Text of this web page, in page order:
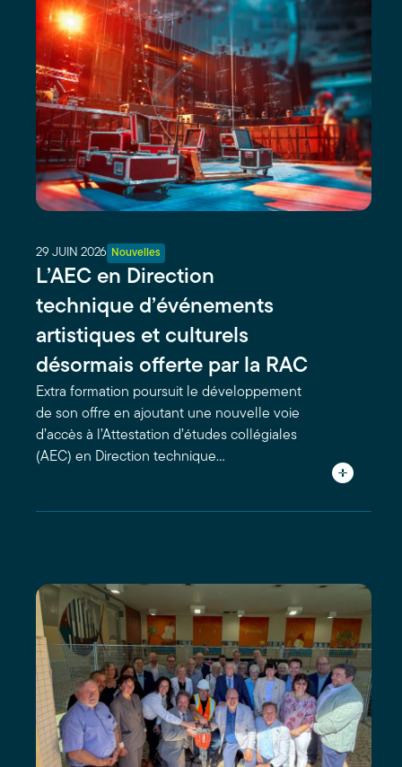
fur
et
mesure
que
vous
écrivez.
29 JUIN 2026 Nouvelles
L’AEC en Direction
technique d’événements
artistiques et culturels
désormais offerte par la RAC
Extra formation poursuit le développement
de son offre en ajoutant une nouvelle voie
d’accès à l’Attestation d’études collégiales
(AEC) en Direction technique…